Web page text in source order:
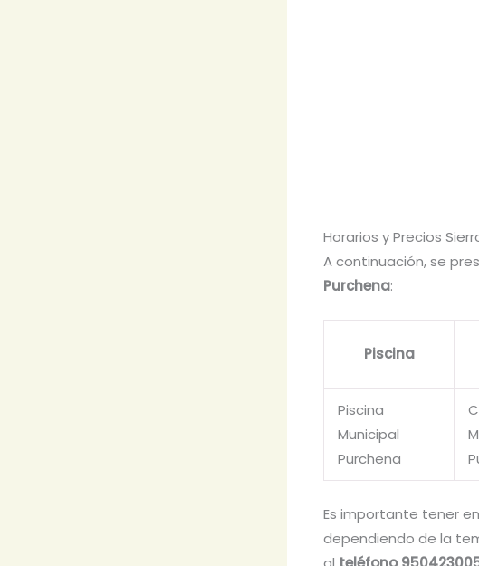
Horarios y Precios
A continuación, se
Purchena:
Piscina
Piscina
Municipal
Purchena
Es importante tener
dependiendo de la